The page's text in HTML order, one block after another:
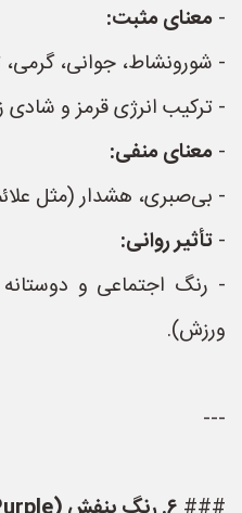
- معنای مثبت:
- شورونشاط، جوانی،
- ترکیب انرژی قرمز و شادی
- معنای منفی:
- بی‌صبری، هشدار (مثل
- تأثیر روانی:
- رنگ اجتماعی و
ورزش).
---